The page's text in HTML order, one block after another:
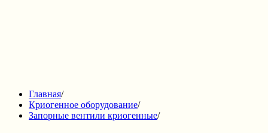
Главная/
Криогенное оборудование/
Запорные вентили криогенные/